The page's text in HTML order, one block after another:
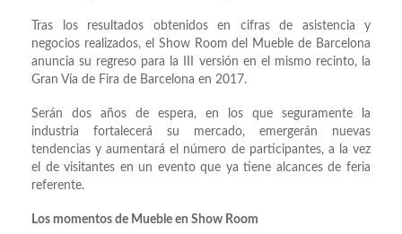
Tras los resultados obtenidos en cifras de asistencia y
negocios realizados, el Show Room del Mueble de Barcelona
anuncia su regreso para la III versión en el mismo recinto, la
Gran Vía de Fira de Barcelona en 2017.
Serán dos años de espera, en los que seguramente la
industria fortalecerá su mercado, emergerán nuevas
tendencias y aumentará el número de participantes, a la vez
el de visitantes en un evento que ya tiene alcances de feria
referente.
Los momentos de Mueble en Show Room